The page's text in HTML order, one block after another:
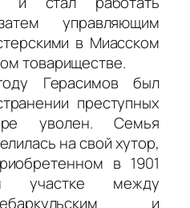
управляющим
в Миасском
товариществе.
Герасимов был
преступных
уволен. Семья
на свой хутор,
в 1901
участке между
и